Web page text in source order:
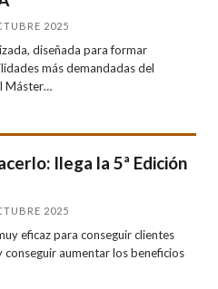
2025
diseñada para formar
más demandadas del
Máster…
llega la 5ª Edición
2025
eficaz para conseguir clientes
conseguir aumentar los beneficios